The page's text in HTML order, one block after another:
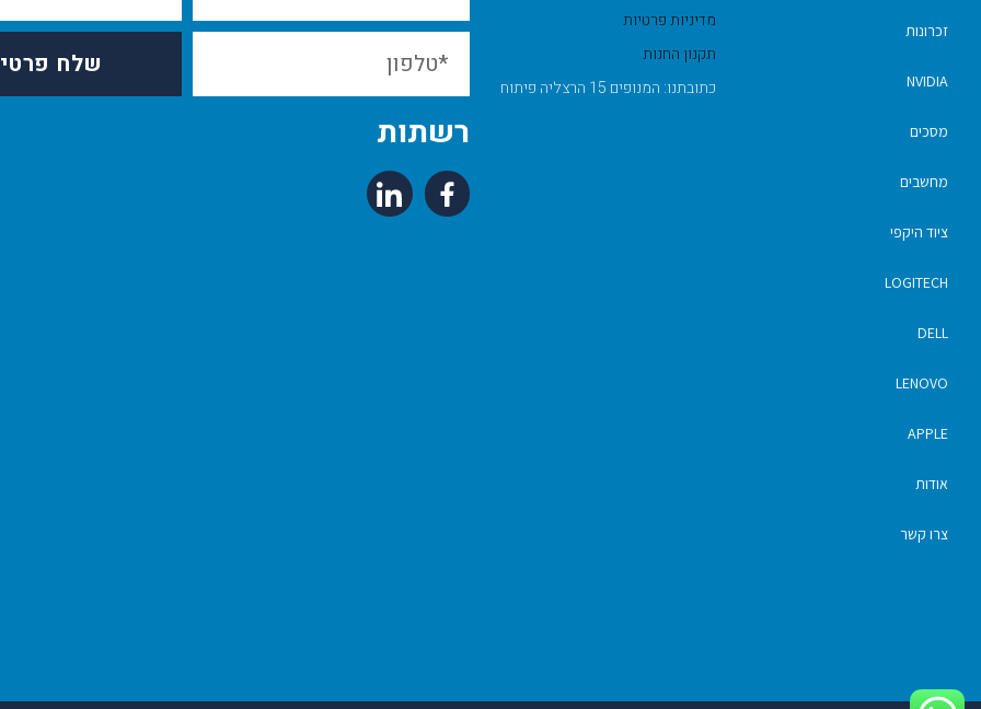
זכרונות
NVIDIA
מסכים
מחשבים
ציוד היקפי
LOGITECH
DELL
LENOVO
APPLE
אודות
צרו קשר
מדיניות פרטיות
תקנון החנות
כתובתנו: המנופים 15 הרצליה פיתוח
שלח
רשתות